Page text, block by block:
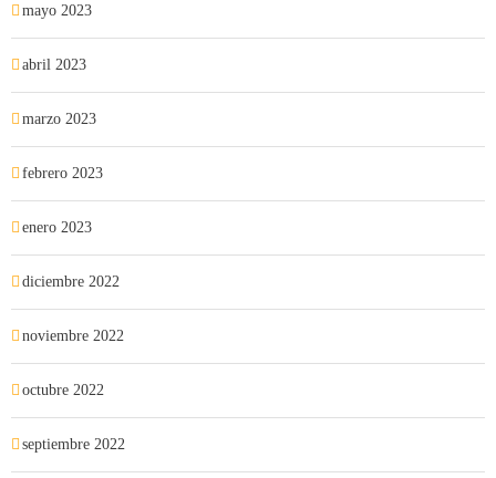
mayo 2023
abril 2023
marzo 2023
febrero 2023
enero 2023
diciembre 2022
noviembre 2022
octubre 2022
septiembre 2022